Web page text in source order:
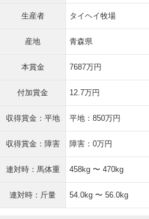
生産者 タイヘイ牧場
産地 青森県
本賞金 7687万円
付加賞金 12.7万円
収得賞金：平地 平地：850万円
収得賞金：障害 障害：0万円
連対時：馬体重 458kg 〜 470kg
連対時：斤量 54.0kg 〜 56.0kg